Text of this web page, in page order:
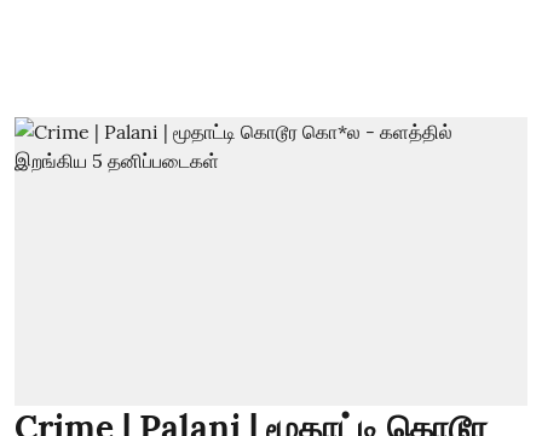
Crime | Palani | மூதாட்டி கொடூர